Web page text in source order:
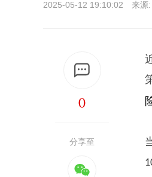
2025-05-12 19:10:02 来源:
0
分享至